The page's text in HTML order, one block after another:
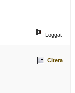
Loggat
Citera